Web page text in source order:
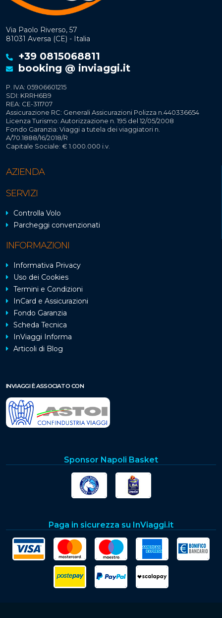
Via Paolo Riverso, 57
81031 Aversa (CE) - Italia
+39 0815068811
booking @ inviaggi.it
P. IVA: 05906601215
SDI: KRRH6B9
REA: CE-311707
Assicurazione RC: Generali Assicurazioni Polizza n.440336654
Licenza Turismo: Autorizzazione n. 195 del 12/05/2008
Fondo Garanzia: Viaggi a tutela dei viaggiatori n.
A/70.1888/16/2018/R
Capitale Sociale: € 1.000.000 i.v.
AZIENDA
SERVIZI
Controlla Volo
Parcheggi convenzionati
INFORMAZIONI
Informativa Privacy
Uso dei Cookies
Termini e Condizioni
InCard e Assicurazioni
Fondo Garanzia
Scheda Tecnica
InViaggi Informa
Articoli di Blog
INVIAGGI È ASSOCIATO CON
Sponsor Napoli Basket
Paga in sicurezza su InViaggi.it